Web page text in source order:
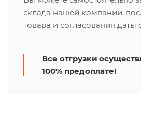
склада нашей компании,
товара и согласования даты
Все отгрузки
100% предоплате!